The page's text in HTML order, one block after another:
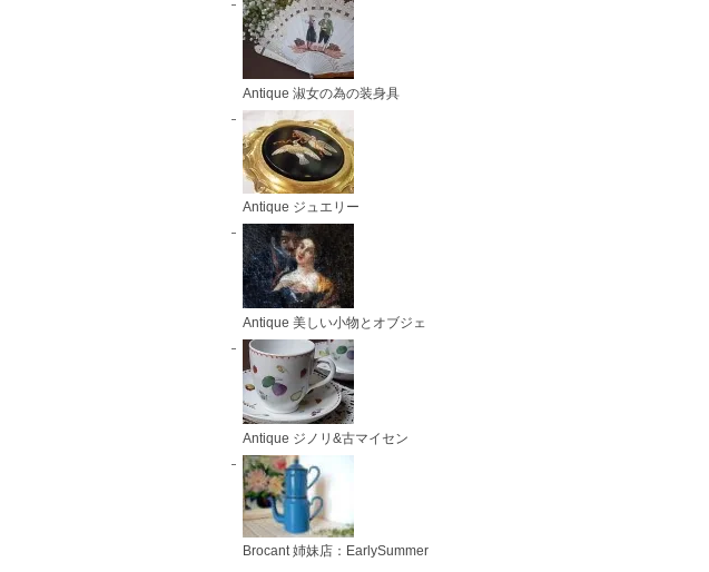
Antique 淑女の為の装身具
Antique ジュエリー
Antique 美しい小物とオブジェ
Antique ジノリ&古マイセン
Brocant 姉妹店：EarlySummer